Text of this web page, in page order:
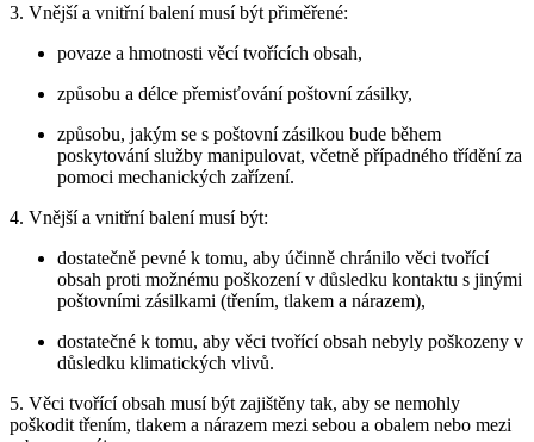
3. Vnější a vnitřní balení musí být přiměřené:
povaze a hmotnosti věcí tvořících obsah,
způsobu a délce přemisťování poštovní zásilky,
způsobu, jakým se s poštovní zásilkou bude během
poskytování služby manipulovat, včetně případného třídění za
pomoci mechanických zařízení.
4. Vnější a vnitřní balení musí být:
dostatečně pevné k tomu, aby účinně chránilo věci tvořící
obsah proti možnému poškození v důsledku kontaktu s jinými
poštovními zásilkami (třením, tlakem a nárazem),
dostatečné k tomu, aby věci tvořící obsah nebyly poškozeny v
důsledku klimatických vlivů.
5. Věci tvořící obsah musí být zajištěny tak, aby se nemohly
poškodit třením, tlakem a nárazem mezi sebou a obalem nebo mezi